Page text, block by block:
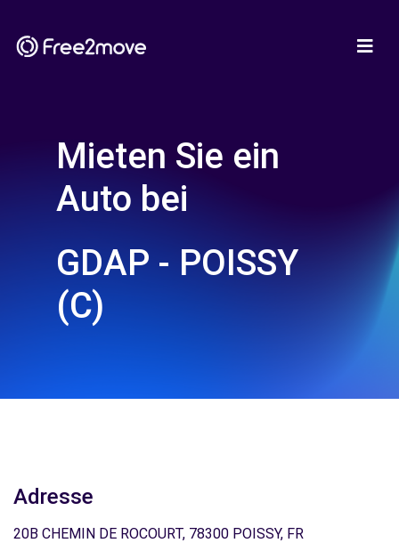
Mieten Sie ein
Auto bei
GDAP - POISSY
(C)
Adresse
20B CHEMIN DE ROCOURT, 78300 POISSY, FR